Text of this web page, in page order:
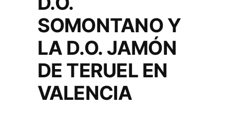
SOMONTANO Y
LA D.O. JAMÓN
DE TERUEL EN
VALENCIA